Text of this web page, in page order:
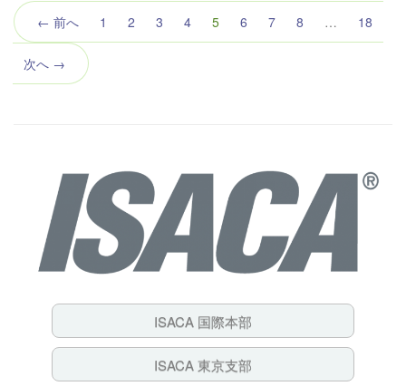
← 前へ 1 2 3 4 5（こ
の
6 7 8 … 18
次へ →
ISACA 国際本部
ISACA 東京支部